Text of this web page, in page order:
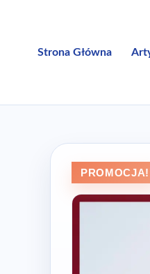
Strona Główna
PROMOCJA!